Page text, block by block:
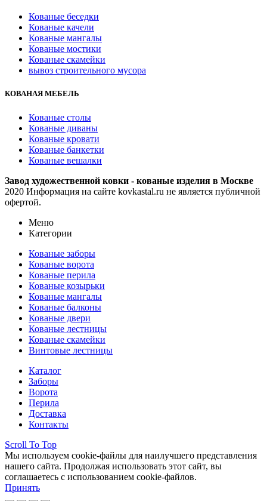
Кованые беседки
Кованые качели
Кованые мангалы
Кованые мостики
Кованые скамейки
вывоз строительного мусора
КОВАНАЯ МЕБЕЛЬ
Кованые столы
Кованые диваны
Кованые кровати
Кованые банкетки
Кованые вешалки
Завод художественной ковки - кованые изделия в Москве
2020 Информация на сайте kovkastal.ru не является публичной
офертой.
Меню
Категории
Кованые заборы
Кованые ворота
Кованые перила
Кованые козырьки
Кованые мангалы
Кованые балконы
Кованые двери
Кованые лестницы
Кованые скамейки
Винтовые лестницы
Каталог
Заборы
Ворота
Перила
Доставка
Контакты
Scroll To Top
Мы используем cookie-файлы для наилучшего представления
нашего сайта. Продолжая использовать этот сайт, вы
соглашаетесь с использованием cookie-файлов.
Принять